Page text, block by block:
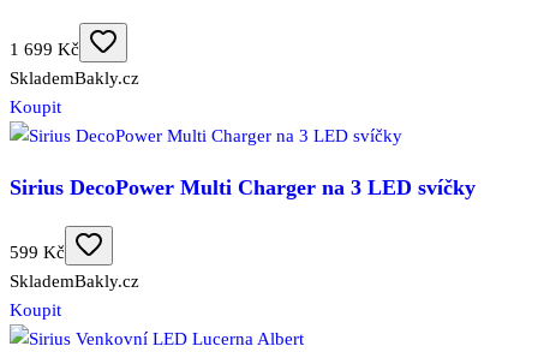
1 699 Kč
SklademBakly.cz
Koupit
Sirius DecoPower Multi Charger na 3 LED svíčky
599 Kč
SklademBakly.cz
Koupit